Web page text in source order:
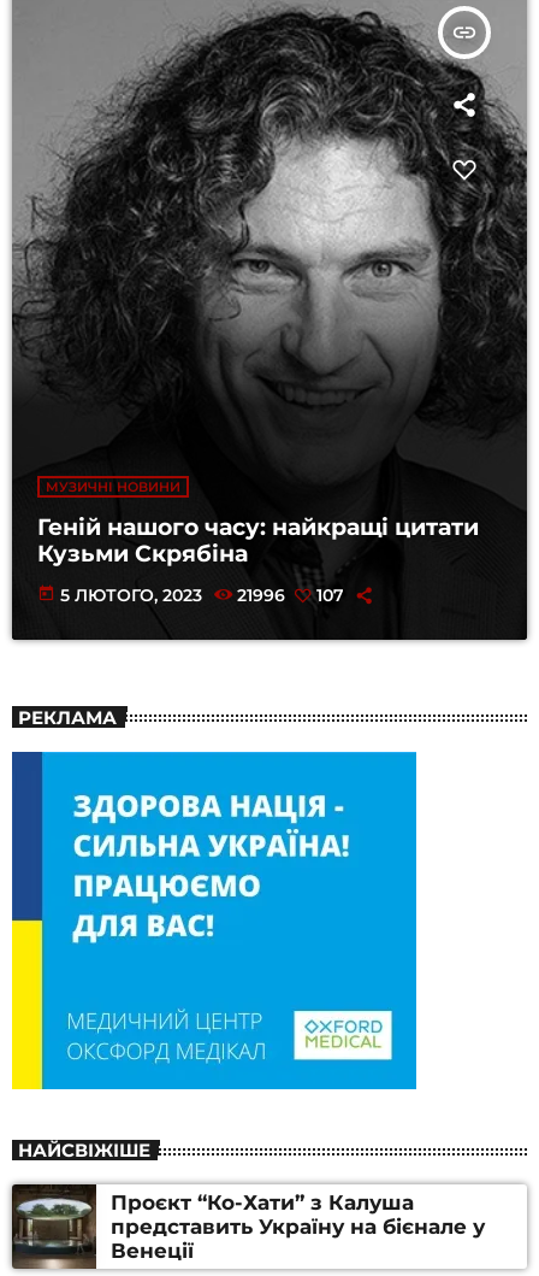
insert_link
МУЗИЧНІ НОВИНИ
Геній нашого часу: найкращі цитати
Кузьми Скрябіна
today 5 ЛЮТОГО, 2023 21996 107
РЕКЛАМА
НАЙСВІЖІШЕ
Проєкт “Ко-Хати” з Калуша
представить Україну на бієнале у
Венеції